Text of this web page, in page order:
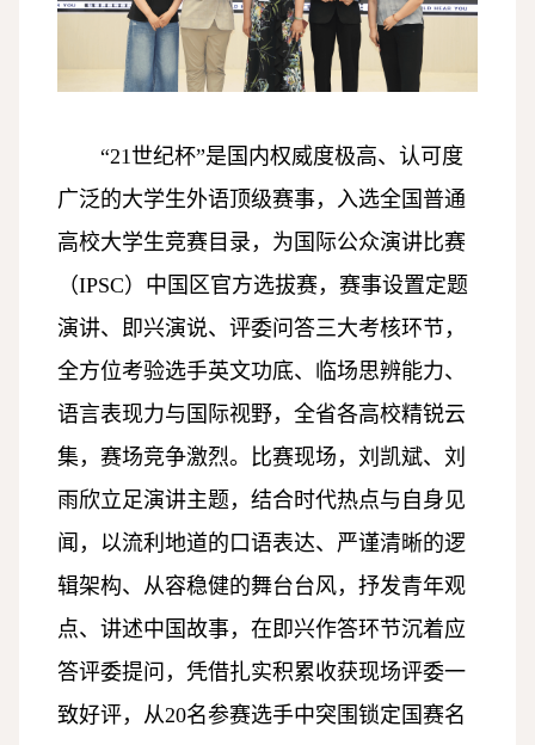
“21世纪杯”是国内权威度极高、认可度
广泛的大学生外语顶级赛事，入选全国普通
高校大学生竞赛目录，为国际公众演讲比赛
（IPSC）中国区官方选拔赛，赛事设置定题
演讲、即兴演说、评委问答三大考核环节，
全方位考验选手英文功底、临场思辨能力、
语言表现力与国际视野，全省各高校精锐云
集，赛场竞争激烈。比赛现场，刘凯斌、刘
雨欣立足演讲主题，结合时代热点与自身见
闻，以流利地道的口语表达、严谨清晰的逻
辑架构、从容稳健的舞台台风，抒发青年观
点、讲述中国故事，在即兴作答环节沉着应
答评委提问，凭借扎实积累收获现场评委一
致好评，从20名参赛选手中突围锁定国赛名